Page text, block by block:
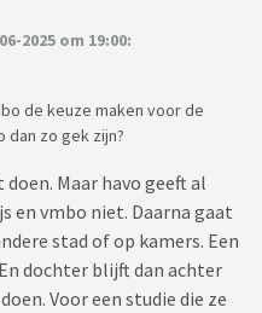
2025 om 19:00:
de keuze maken voor de
dan zo gek zijn?
Maar havo geeft al
en vmbo niet. Daarna gaat
stad of op kamers. Een
dochter blijft dan achter
Voor een studie die ze